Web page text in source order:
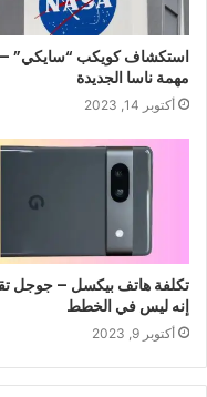
استكشاف كويكب “سايكي” –
مهمة ناسا الجديدة
أكتوبر 14, 2023
تكلفة هاتف بيكسل – جوجل
إنه ليس في الخطط
أكتوبر 9, 2023